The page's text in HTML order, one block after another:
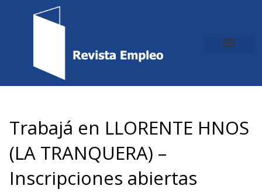
Trabajá en LLORENTE HNOS
(LA TRANQUERA) –
Inscripciones abiertas